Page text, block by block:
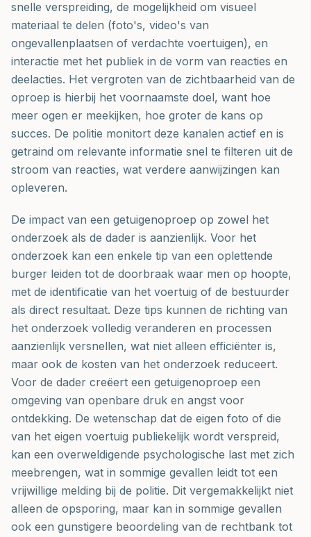
snelle verspreiding, de mogelijkheid om visueel
materiaal te delen (foto's, video's van
ongevallenplaatsen of verdachte voertuigen), en
interactie met het publiek in de vorm van reacties en
deelacties. Het vergroten van de zichtbaarheid van de
oproep is hierbij het voornaamste doel, want hoe
meer ogen er meekijken, hoe groter de kans op
succes. De politie monitort deze kanalen actief en is
getraind om relevante informatie snel te filteren uit de
stroom van reacties, wat verdere aanwijzingen kan
opleveren.
De impact van een getuigenoproep op zowel het
onderzoek als de dader is aanzienlijk. Voor het
onderzoek kan een enkele tip van een oplettende
burger leiden tot de doorbraak waar men op hoopte,
met de identificatie van het voertuig of de bestuurder
als direct resultaat. Deze tips kunnen de richting van
het onderzoek volledig veranderen en processen
aanzienlijk versnellen, wat niet alleen efficiënter is,
maar ook de kosten van het onderzoek reduceert.
Voor de dader creëert een getuigenoproep een
omgeving van openbare druk en angst voor
ontdekking. De wetenschap dat de eigen foto of die
van het eigen voertuig publiekelijk wordt verspreid,
kan een overweldigende psychologische last met zich
meebrengen, wat in sommige gevallen leidt tot een
vrijwillige melding bij de politie. Dit vergemakkelijkt niet
alleen de opsporing, maar kan in sommige gevallen
ook een gunstigere beoordeling van de rechtbank tot